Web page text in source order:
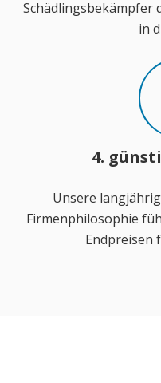
Schädlingsbekämpfer
in
4.
Unsere
Firmenphilosophie
Endpreisen